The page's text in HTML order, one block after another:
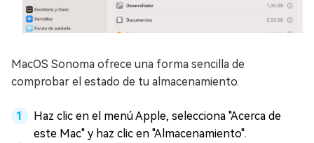
MacOS Sonoma ofrece una forma sencilla de
comprobar el estado de tu almacenamiento.
Haz clic en el menú Apple, selecciona "Acerca de
este Mac" y haz clic en "Almacenamiento".